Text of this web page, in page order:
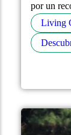
por un
Living